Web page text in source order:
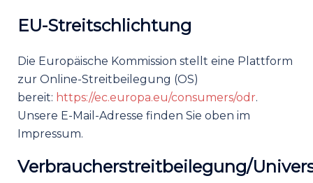
EU-Streitschlichtung
Die Europäische Kommission stellt eine Plattform
zur Online-Streitbeilegung (OS)
bereit: https://ec.europa.eu/consumers/odr.
Unsere E-Mail-Adresse finden Sie oben im
Impressum.
Verbraucherstreitbeilegung/